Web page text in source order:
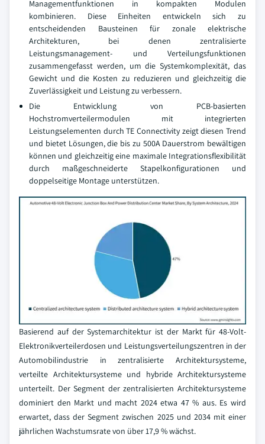
Managementfunktionen in kompakten Modulen
kombinieren. Diese Einheiten entwickeln sich zu
entscheidenden Bausteinen für zonale elektrische
Architekturen, bei denen zentralisierte
Leistungsmanagement- und Verteilungsfunktionen
zusammengefasst werden, um die Systemkomplexität, das
Gewicht und die Kosten zu reduzieren und gleichzeitig die
Zuverlässigkeit und Leistung zu verbessern.
Die Entwicklung von PCB-basierten
Hochstromverteilermodulen mit integrierten
Leistungselementen durch TE Connectivity zeigt diesen Trend
und bietet Lösungen, die bis zu 500A Dauerstrom bewältigen
können und gleichzeitig eine maximale Integrationsflexibilität
durch maßgeschneiderte Stapelkonfigurationen und
doppelseitige Montage unterstützen.
Basierend auf der Systemarchitektur ist der Markt für 48-Volt-
Elektronikverteilerdosen und Leistungsverteilungszentren in der
Automobilindustrie in zentralisierte Architektursysteme,
verteilte Architektursysteme und hybride Architektursysteme
unterteilt. Der Segment der zentralisierten Architektursysteme
dominiert den Markt und macht 2024 etwa 47 % aus. Es wird
erwartet, dass der Segment zwischen 2025 und 2034 mit einer
jährlichen Wachstumsrate von über 17,9 % wächst.